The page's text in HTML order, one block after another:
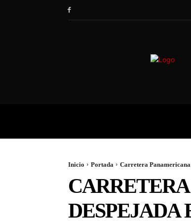
Inicio Portada Carretera Panamericana
DESPEJADA